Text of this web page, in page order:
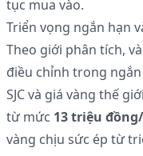
tục mua vào.
Triển vọng ngắn hạn
Theo giới phân tích,
điều chỉnh trong
SJC và giá vàng thế
từ mức 13 triệu
vàng chịu sức ép từ